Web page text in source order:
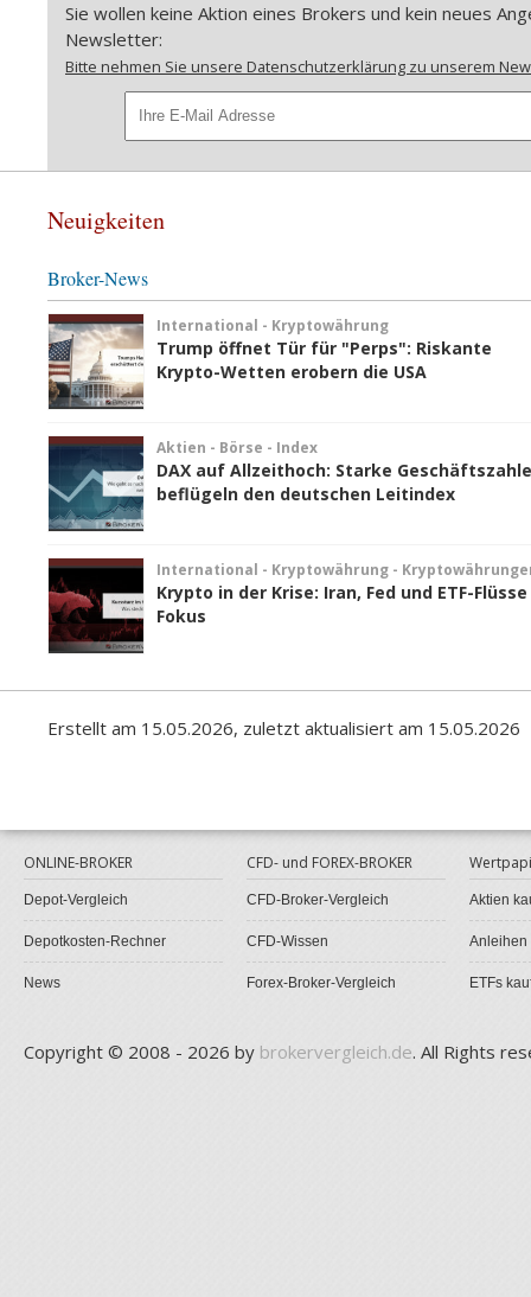
Sie wollen keine Aktion eines Brokers und kein neues
Newsletter:
Bitte nehmen Sie unsere Datenschutzerklärung zu unserem
Neuigkeiten
Broker-News
International - Kryptowährung
Trump öffnet Tür für "Perps": Riskante
Krypto-Wetten erobern die USA
Aktien - Börse - Index
DAX auf Allzeithoch: Starke
beflügeln den deutschen Leitindex
International - Kryptowährung -
Krypto in der Krise: Iran, Fed und ETF-
Fokus
Erstellt am 15.05.2026, zuletzt aktualisiert am 15.05.2026
ONLINE-BROKER
Depot-Vergleich
Depotkosten-Rechner
News
CFD- und FOREX-BROKER
CFD-Broker-Vergleich
CFD-Wissen
Forex-Broker-Vergleich
Aktien
Anleihen
ETFs
Copyright © 2008 - 2026 by brokervergleich.de. All Rights